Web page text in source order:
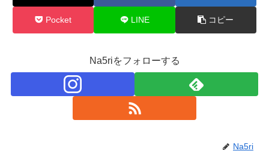
Pocket LINE コピー
Na5riをフォローする
Na5ri